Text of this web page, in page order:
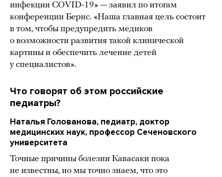
инфекции COVID-19» — заявил по итогам
конференции Бернс. «Наша главная цель состоит
в том, чтобы предупредить медиков
о возможности развития такой клинической
картины и обеспечить лечение детей
у специалистов».
Что говорят об этом российские
педиатры?
Наталья Голованова, педиатр, доктор
медицинских наук, профессор Сеченовского
университета
Точные причины болезни Кавасаки пока
не известны, но мы точно знаем, что это